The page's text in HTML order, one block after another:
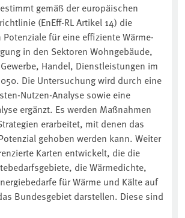
gemäß der europäischen
(EnEff-RL Artikel 14) die
für eine effiziente Wärme-
in den Sektoren Wohngebäude,
Handel, Dienstleistungen im
Die Untersuchung wird durch eine
Nutzen-Analyse sowie eine
ergänzt. Es werden Maßnahmen
erarbeitet, mit denen das
gehoben werden kann. Weiter
Karten entwickelt, die die
die Wärmedichte,
für Wärme und Kälte auf
Bundesgebiet darstellen. Diese sind